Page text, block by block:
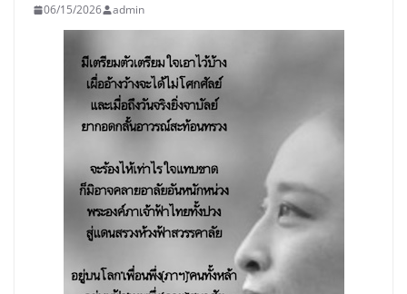
06/15/2026 admin